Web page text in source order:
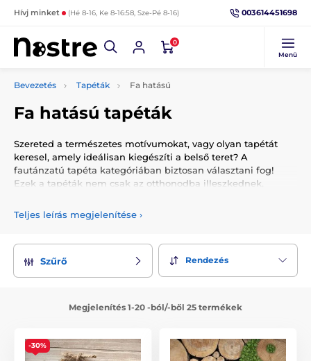
Hívj minket (Hé 8-16, Ke 8-16:58, Sze-Pé 8-16) 003614451698
0
Menü
Bevezetés Tapéták Fa hatású
Fa hatású tapéták
Szereted a természetes motívumokat, vagy olyan tapétát
keresel, amely ideálisan kiegészíti a belső teret? A
fautánzatú tapéta kategóriában biztosan választani fog!
Ezek a tapéták nem csak az otthonodba illeszkednek,
természetes motívummal ellátott tapéták a legjobban
illeszkednek a provence-i vagy skandináv stílusú
helyszín Önön múlik!
Teljes leírás megjelenítése ›
Szűrő Rendezés
Megjelenítés 1-20 -ból/-ből 25 termékek
-30%